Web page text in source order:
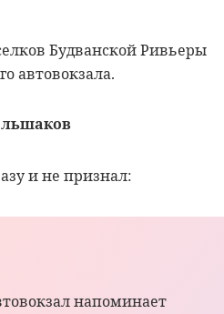
Будванской Ривьеры
автовокзала.
и не признал:
напоминает